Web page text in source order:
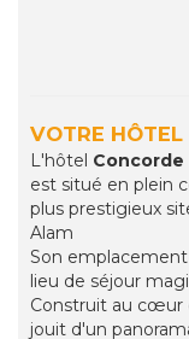
VOTRE HÔTEL
L'hôtel Concorde
est situé en plein
plus prestigieux
Alam
Son
lieu de séjour
Construit au cœur
jouit d'un